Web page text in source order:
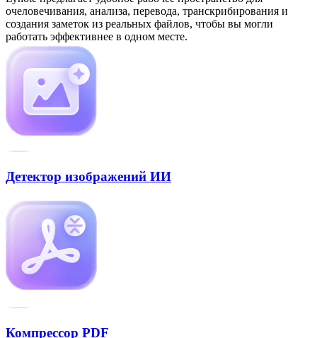
очеловечивания, анализа, перевода, транскрибирования и
создания заметок из реальных файлов, чтобы вы могли
работать эффективнее в одном месте.
Детектор изображений ИИ
Компрессор PDF